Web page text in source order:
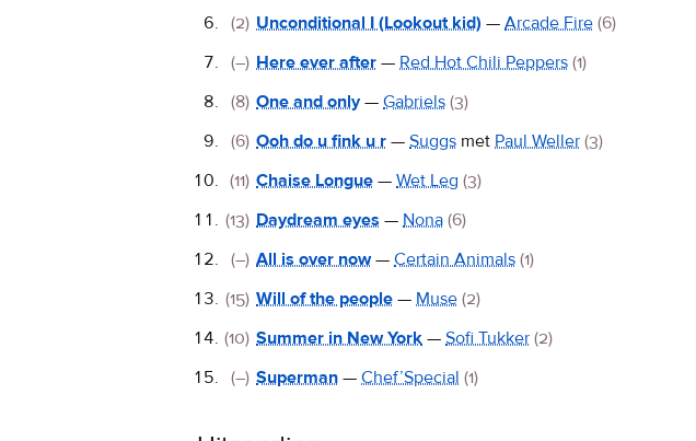
(2) Unconditional I (Lookout kid) — Arcade Fire (6)
(–) Here ever after — Red Hot Chili Peppers (1)
(8) One and only— Gabriels (3)
(6) Ooh do u fink u r — Suggs met Paul Weller (3)
(11) Chaise Longue — Wet Leg (3)
(13) Daydream eyes — Nona (6)
(–) All is over now— Certain Animals (1)
(15) Will of the people — Muse (2)
(10) Summer in New York — Sofi Tukker (2)
(–) Superman — Chef’Special (1)